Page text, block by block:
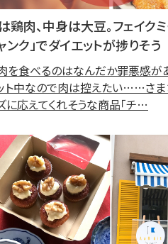
鶏肉、中身は大豆。フェイクミ
ンク」でダイエットが捗りそう
を食べるのはなんだか罪悪感
ト中なので肉は控えたい……さ
に応えてくれそうな商品「チ…